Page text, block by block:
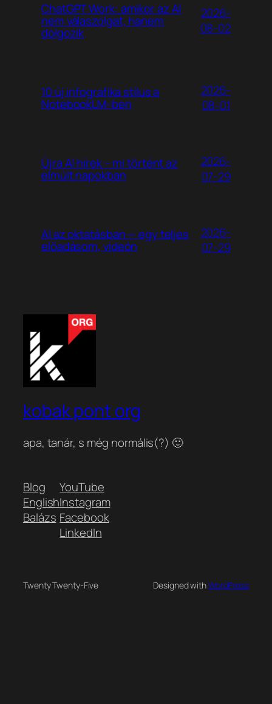
ChatGPT Work: amikor az AI
nem válaszolgat, hanem
dolgozik
2026-
08-02
10 új infografika stílus a
NotebookLM-ben
2026-
08-01
Újra AI hírek – mi történt az
elmúlt napokban
2026-
07-29
AI az oktatásban — egy teljes
előadásom, videón
2026-
07-29
kobak pont org
apa, tanár, s még normális(?) 🙂
Blog
English
Balázs
YouTube
Instagram
Facebook
LinkedIn
Twenty Twenty-Five Designed withWordPress